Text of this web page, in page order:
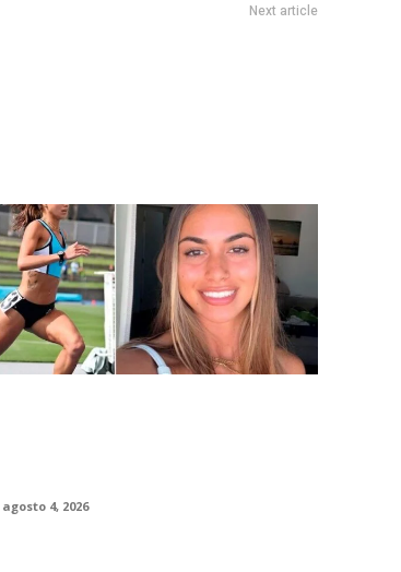
Next article
agosto 4, 2026